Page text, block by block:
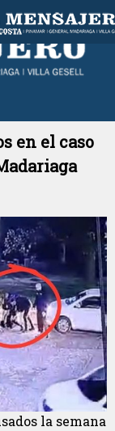
en el caso
la semana